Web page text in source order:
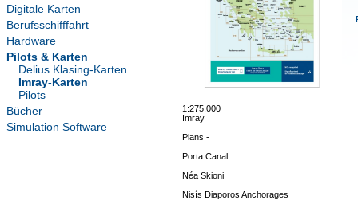
Digitale Karten
Berufsschifffahrt
Hardware
Pilots & Karten
Delius Klasing-Karten
Imray-Karten
Pilots
Bücher
Simulation Software
1:275,000
Imray
Plans -
Porta Canal
Néa Skioni
Nisís Diaporos Anchorages